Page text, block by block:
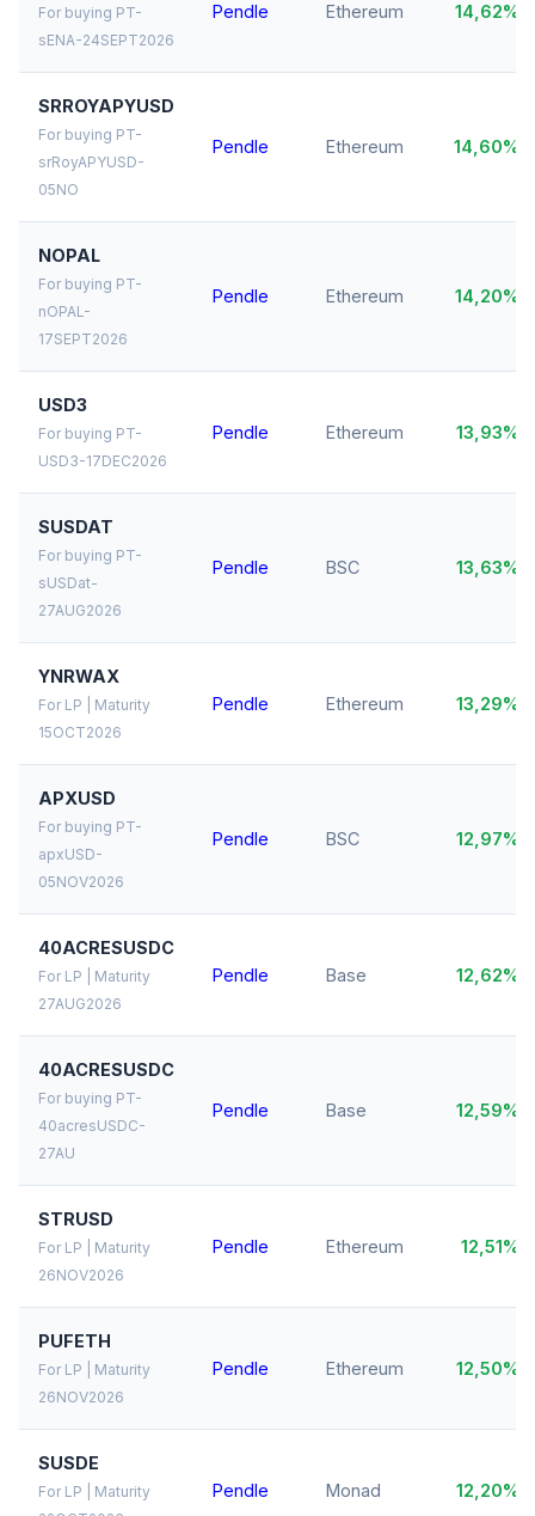
For buying PT-
sENA-24SEPT2026
Pendle Ethereum 14,62%
SRROYAPYUSD
For buying PT-
srRoyAPYUSD-
05NO
Pendle Ethereum 14,60%
NOPAL
For buying PT-
nOPAL-
17SEPT2026
Pendle Ethereum 14,20%
USD3
For buying PT-
USD3-17DEC2026
Pendle Ethereum 13,93%
SUSDAT
For buying PT-
sUSDat-
27AUG2026
Pendle BSC 13,63%
YNRWAX
For LP | Maturity
15OCT2026
Pendle Ethereum 13,29%
APXUSD
For buying PT-
apxUSD-
05NOV2026
Pendle BSC 12,97%
40ACRESUSDC
For LP | Maturity
27AUG2026
Pendle Base 12,62%
40ACRESUSDC
For buying PT-
40acresUSDC-
27AU
Pendle Base 12,59%
STRUSD
For LP | Maturity
26NOV2026
Pendle Ethereum 12,51%
PUFETH
For LP | Maturity
26NOV2026
Pendle Ethereum 12,50%
SUSDE
For LP | Maturity
Pendle Monad 12,20%